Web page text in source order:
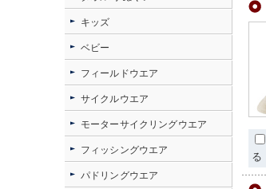
る
キッズ
ベビー
フィールドウエア
サイクルウエア
モーターサイクリングウエア
フィッシングウエア
パドリングウエア